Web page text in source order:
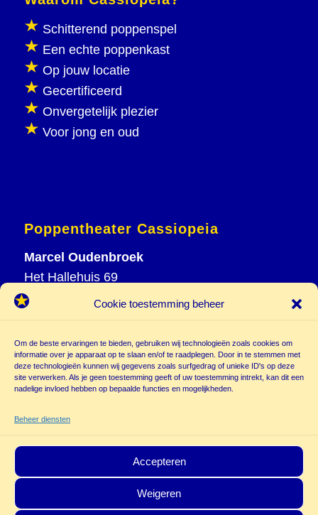
Cookie toestemming beheer
Om de beste ervaringen te bieden, gebruiken wij technologieën zoals cookies om
informatie over je apparaat op te slaan en/of te raadplegen. Door in te stemmen met
deze technologieën kunnen wij gegevens zoals surfgedrag of unieke ID's op deze
site verwerken. Als je geen toestemming geeft of uw toestemming intrekt, kan dit een
nadelige invloed hebben op bepaalde functies en mogelijkheden.
Beheer diensten
Accepteren
Weigeren
Schitterend poppenspel
Een echte poppenkast
Op jouw locatie
Gecertificeerd
Onvergetelijk plezier
Voor jong en oud
Poppentheater Cassiopeia
Marcel Oudenbroek
Het Hallehuis 69
3823 VH Amersfoort
M 06 20 26 94 61
info@
poppentheatercassiopeia.nl